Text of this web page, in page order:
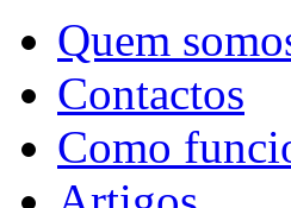
Quem
Contactos
Como